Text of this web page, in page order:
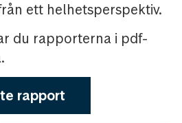
ett helhetsperspektiv.
du rapporterna i pdf-
rapport